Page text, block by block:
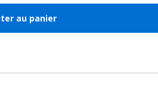
au panier